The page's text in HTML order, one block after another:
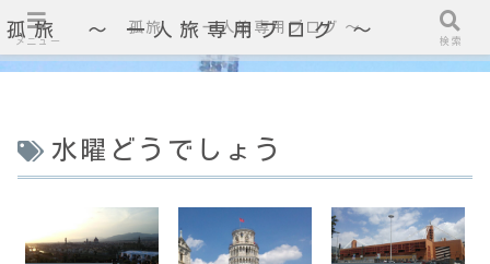
孤旅 〜 一人旅専用ブログ ～
水曜どうでしょう
メニュー
孤旅 〜 一人旅専用ブログ ～
検索